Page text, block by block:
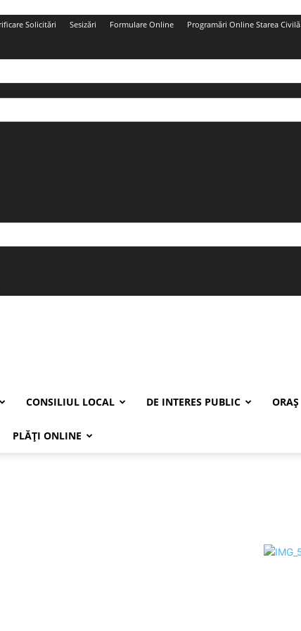
Solicitări Sesizări Formulare Online Programări Online Starea Civilă
CONSILIUL LOCAL DE INTERES PUBLIC ORAȘ
PLĂȚI ONLINE